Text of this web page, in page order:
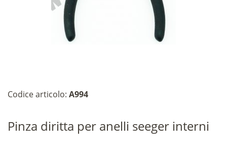
Codice articolo: A994
Pinza diritta per anelli seeger interni